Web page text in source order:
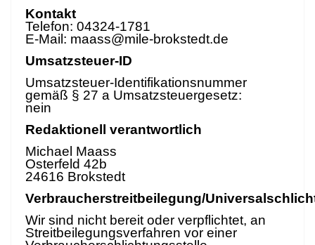
zurück
Kontakt
Telefon: 04324-1781
E-Mail: maass@mile-brokstedt.de
Umsatzsteuer-ID
Umsatzsteuer-Identifikationsnummer
gemäß § 27 a Umsatzsteuergesetz:
nein
Redaktionell verantwortlich
Michael Maass
Osterfeld 42b
24616 Brokstedt
Verbraucherstreitbeilegung/
Wir sind nicht bereit oder verpflichtet, an
Streitbeilegungsverfahren vor einer